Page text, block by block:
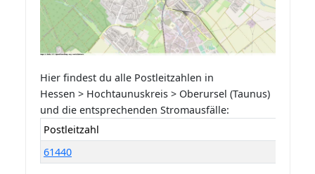
Hier findest du alle Postleitzahlen in
Hessen > Hochtaunuskreis > Oberursel (Taunus)
und die entsprechenden Stromausfälle:
Postleitzahl
61440